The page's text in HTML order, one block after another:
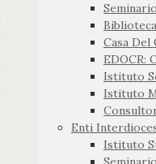
Casa Del
EDOCR:
Istituto
Istituto
Enti
Istituto